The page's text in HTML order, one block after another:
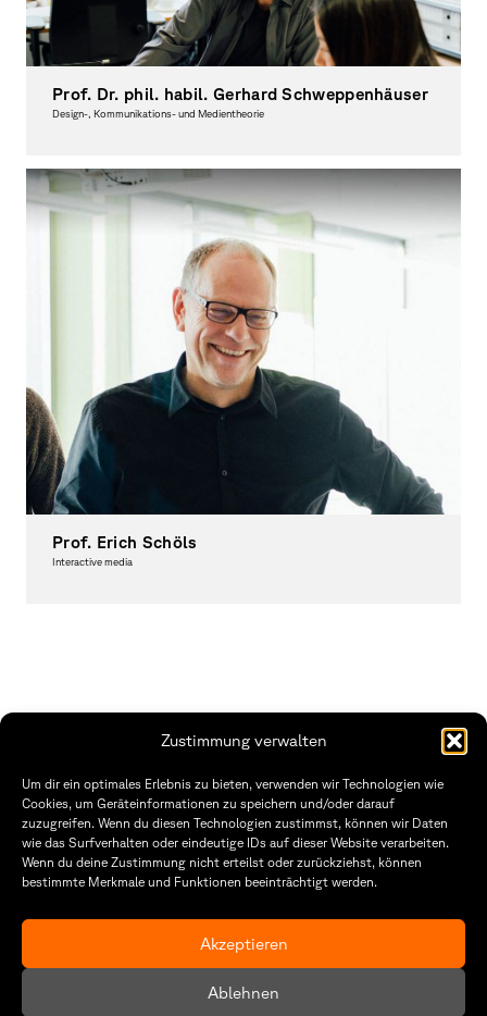
Zustimmung verwalten
Um dir ein optimales Erlebnis zu bieten, verwenden wir Technologien wie
Cookies, um Geräteinformationen zu speichern und/oder darauf
zuzugreifen. Wenn du diesen Technologien zustimmst, können wir Daten
wie das Surfverhalten oder eindeutige IDs auf dieser Website verarbeiten.
Wenn du deine Zustimmung nicht erteilst oder zurückziehst, können
bestimmte Merkmale und Funktionen beeinträchtigt werden.
Akzeptieren
Ablehnen
Prof. Dr. phil. habil. Gerhard Schweppenhäuser
Design-, Kommunikations- und Medientheorie
Prof. Erich Schöls
Interactive media
THWS | Fakultät Gestaltung Würzburg
Technische Hochschule
Würzburg-Schweinfurt
Sanderheinrichsleitenweg 20
tel: +49 931 35 11 93 02
Öffnungszeiten Dekanat
Montag – Freitag
8:30 – 12:00
8:30 – 15:30
Datenschutzerklärung